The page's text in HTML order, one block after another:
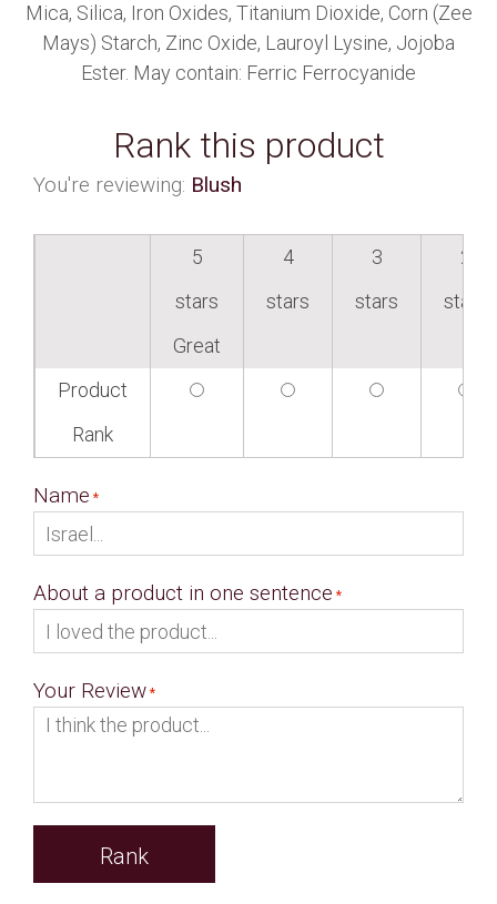
Mica, Silica, Iron Oxides, Titanium Dioxide, Corn (Zee
Mays) Starch, Zinc Oxide, Lauroyl Lysine, Jojoba
Ester. May contain: Ferric Ferrocyanide
Rank this product
You're reviewing: Blush
5
stars
Great
4
stars
3
stars
2
stars
Product
Rank
Name
About a product in one sentence
Your Review
Rank